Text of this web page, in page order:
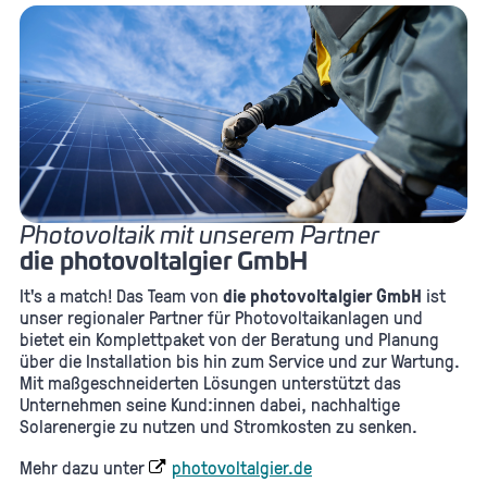
Photovoltaik mit unserem Partner
die photovoltalgier GmbH
It's a match! Das Team von die photovoltalgier GmbH ist
unser regionaler Partner für Photovoltaikanlagen und
bietet ein Komplettpaket von der Beratung und Planung
über die Installation bis hin zum Service und zur Wartung.
Mit maßgeschneiderten Lösungen unterstützt das
Unternehmen seine Kund:innen dabei, nachhaltige
Solarenergie zu nutzen und Stromkosten zu senken.
Mehr dazu unter
photovoltalgier.de